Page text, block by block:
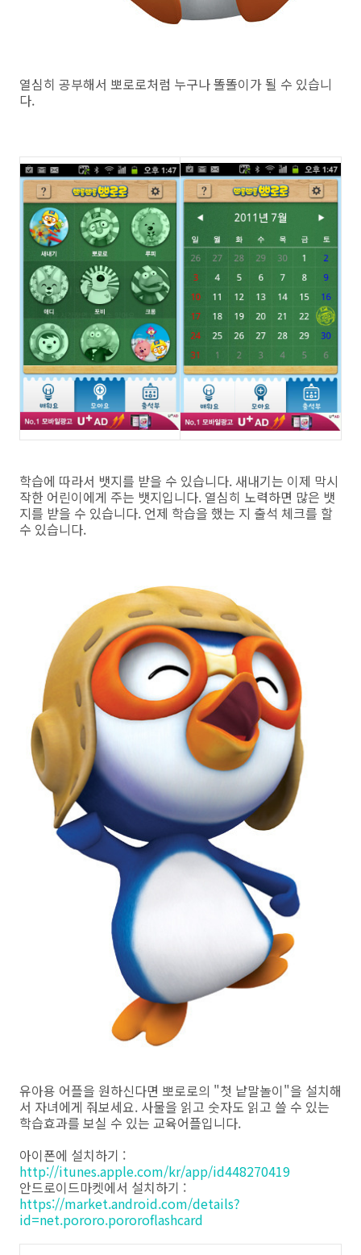
열심히 공부해서 뽀로로처럼 누구나 똘똘이가 될 수 있습니
다.
학습에 따라서 뱃지를 받을 수 있습니다. 새내기는 이제 막시
작한 어린이에게 주는 뱃지입니다. 열심히 노력하면 많은 뱃
지를 받을 수 있습니다. 언제 학습을 했는 지 출석 체크를 할
수 있습니다.
유아용 어플을 원하신다면 뽀로로의 "첫 낱말놀이"을 설치해
서 자녀에게 줘보세요. 사물을 읽고 숫자도 읽고 쓸 수 있는
학습효과를 보실 수 있는 교육어플입니다.
아이폰에 설치하기 :
http://itunes.apple.com/kr/app/id448270419
안드로이드마켓에서 설치하기 :
https://market.android.com/details?
id=net.pororo.pororoflashcard